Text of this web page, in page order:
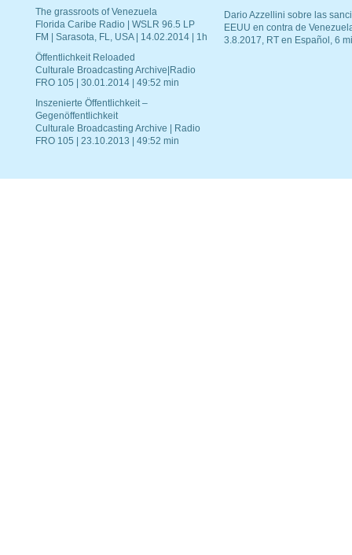
The grassroots of Venezuela
Florida Caribe Radio | WSLR 96.5 LP
FM | Sarasota, FL, USA | 14.02.2014 | 1h
Öffentlichkeit Reloaded
Culturale Broadcasting Archive|Radio
FRO 105 | 30.01.2014 | 49:52 min
Inszenierte Öffentlichkeit –
Gegenöffentlichkeit
Culturale Broadcasting Archive | Radio
FRO 105 | 23.10.2013 | 49:52 min
Dario Azzellini sobre las
EEUU en contra de
3.8.2017, RT en Español, 6